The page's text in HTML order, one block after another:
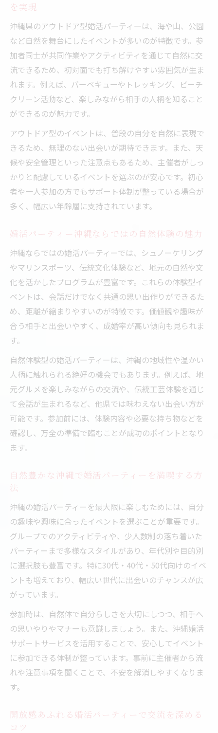
を実現
沖縄県のアウトドア型婚活パーティーは、海や山、公園
など自然を舞台にしたイベントが多いのが特徴です。参
加者同士が共同作業やアクティビティを通じて自然に交
流できるため、初対面でも打ち解けやすい雰囲気が生ま
れます。例えば、バーベキューやトレッキング、ビーチ
クリーン活動など、楽しみながら相手の人柄を知ること
ができるのが魅力です。
アウトドア型のイベントは、普段の自分を自然に表現で
きるため、無理のない出会いが期待できます。また、天
候や安全管理といった注意点もあるため、主催者がしっ
かりと配慮しているイベントを選ぶのが安心です。初心
者や一人参加の方でもサポート体制が整っている場合が
多く、幅広い年齢層に支持されています。
婚活パーティー沖縄ならではの自然体験の魅力
沖縄ならではの婚活パーティーでは、シュノーケリング
やマリンスポーツ、伝統文化体験など、地元の自然や文
化を活かしたプログラムが豊富です。これらの体験型イ
ベントは、会話だけでなく共通の思い出作りができるた
め、距離が縮まりやすいのが特徴です。価値観や趣味が
合う相手と出会いやすく、成婚率が高い傾向も見られま
す。
自然体験型の婚活パーティーは、沖縄の地域性や温かい
人柄に触れられる絶好の機会でもあります。例えば、地
元グルメを楽しみながらの交流や、伝統工芸体験を通じ
て会話が生まれるなど、他県では味わえない出会い方が
可能です。参加前には、体験内容や必要な持ち物などを
確認し、万全の準備で臨むことが成功のポイントとなり
ます。
自然豊かな沖縄で婚活パーティーを満喫する方
法
沖縄の婚活パーティーを最大限に楽しむためには、自分
の趣味や興味に合ったイベントを選ぶことが重要です。
グループでのアクティビティや、少人数制の落ち着いた
パーティーまで多様なスタイルがあり、年代別や目的別
に選択肢も豊富です。特に30代・40代・50代向けのイベ
ントも増えており、幅広い世代に出会いのチャンスが広
がっています。
参加時は、自然体で自分らしさを大切にしつつ、相手へ
の思いやりやマナーも意識しましょう。また、沖縄婚活
サポートサービスを活用することで、安心してイベント
に参加できる体制が整っています。事前に主催者から流
れや注意事項を聞くことで、不安を解消しやすくなりま
す。
開放感あふれる婚活パーティーで交流を深める
コツ